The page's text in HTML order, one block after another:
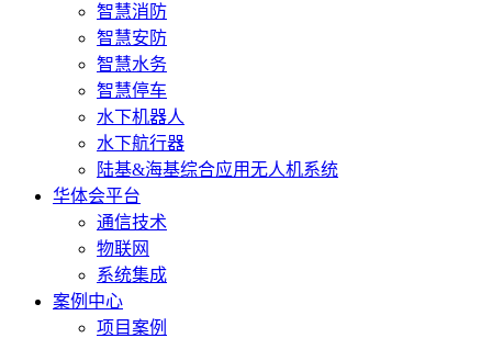
智慧消防
智慧安防
智慧水务
智慧停车
水下机器人
水下航行器
陆基&海基综合应用无人机系统
华体会平台
通信技术
物联网
系统集成
案例中心
项目案例